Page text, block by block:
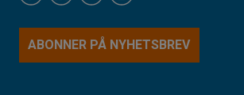
ABONNER PÅ NYHETSBREV